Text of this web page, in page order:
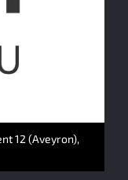
12 (Aveyron),